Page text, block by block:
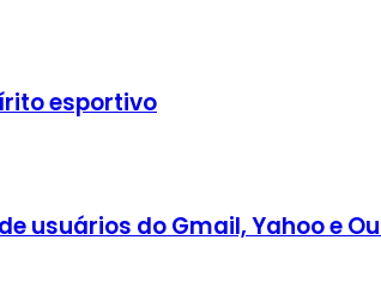
esportivo
usuários do Gmail, Yahoo e